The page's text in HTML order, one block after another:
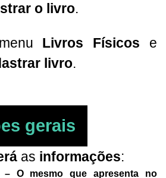
o livro.
Livros Físicos e
livro.
gerais
as informações:
– O mesmo que apresenta no